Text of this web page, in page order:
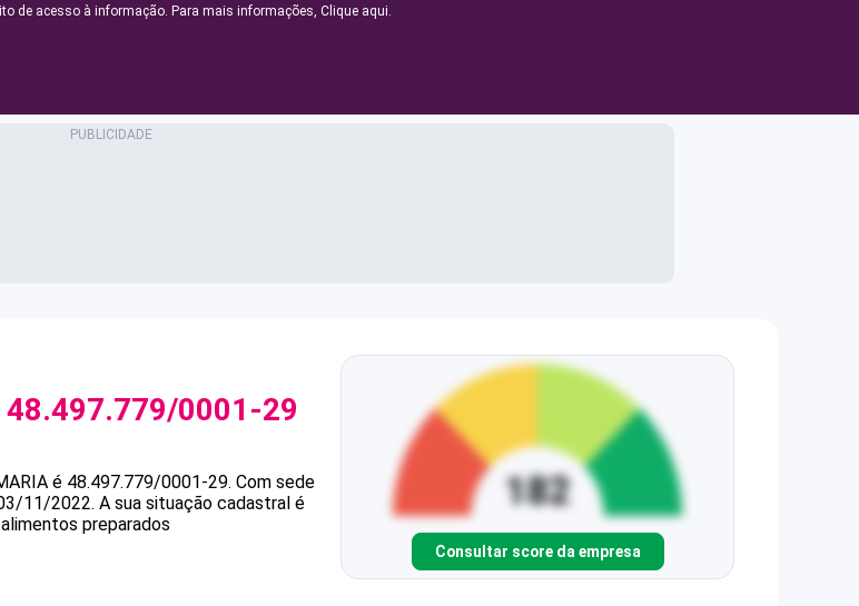
de acesso à informação. Para mais informações, Clique aqui.
48.497.779/0001-29
é 48.497.779/0001-29. Com sede
11/2022. A sua situação cadastral é
preparados
Consultar score da empresa